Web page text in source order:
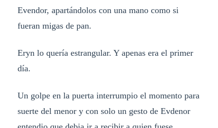
Evendor, apartándolos con una mano como si
fueran migas de pan.
Eryn lo quería estrangular. Y apenas era el primer
día.
Un golpe en la puerta interrumpio el momento para
suerte del menor y con solo un gesto de Evdenor